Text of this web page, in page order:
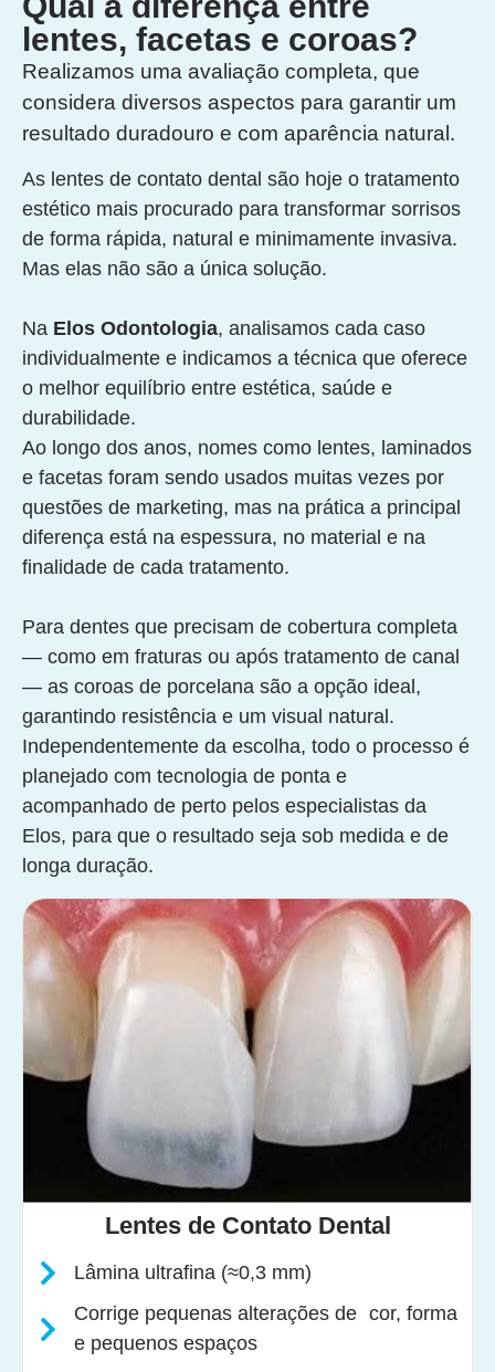
lentes, facetas e coroas?
Realizamos uma avaliação completa, que
considera diversos aspectos para garantir um
resultado duradouro e com aparência natural.
As lentes de contato dental são hoje o tratamento
estético mais procurado para transformar sorrisos
de forma rápida, natural e minimamente invasiva.
Mas elas não são a única solução.
Na Elos Odontologia, analisamos cada caso
individualmente e indicamos a técnica que oferece
o melhor equilíbrio entre estética, saúde e
durabilidade.
Ao longo dos anos, nomes como lentes, laminados
e facetas foram sendo usados muitas vezes por
questões de marketing, mas na prática a principal
diferença está na espessura, no material e na
finalidade de cada tratamento.
Para dentes que precisam de cobertura completa
— como em fraturas ou após tratamento de canal
— as coroas de porcelana são a opção ideal,
garantindo resistência e um visual natural.
Independentemente da escolha, todo o processo é
planejado com tecnologia de ponta e
acompanhado de perto pelos especialistas da
Elos, para que o resultado seja sob medida e de
longa duração.
Lentes de Contato Dental
Lâmina ultrafina (≈0,3 mm)
Corrige pequenas alterações de cor, forma
e pequenos espaços